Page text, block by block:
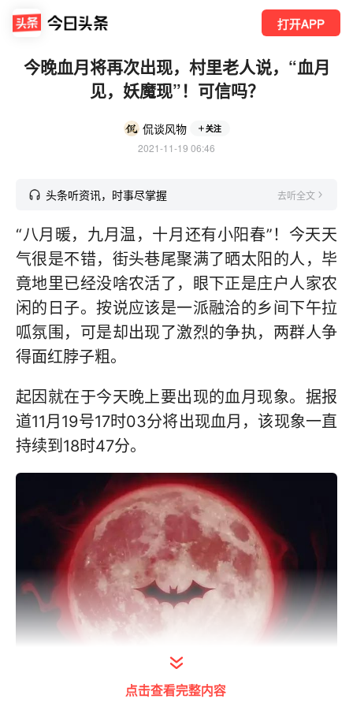
打开APP
今晚血月将再次出现，村里老人说，“血月
见，妖魔现”！可信吗？
侃谈风物 关注
2021-11-19 06:46
头条听资讯，时事尽掌握 去听全文
“八月暖，九月温，十月还有小阳春”！今天天
气很是不错，街头巷尾聚满了晒太阳的人，毕
竟地里已经没啥农活了，眼下正是庄户人家农
闲的日子。按说应该是一派融洽的乡间下午拉
呱氛围，可是却出现了激烈的争执，两群人争
得面红脖子粗。
起因就在于今天晚上要出现的血月现象。据报
道11月19号17时03分将出现血月，该现象一直
持续到18时47分。
点击查看完整内容